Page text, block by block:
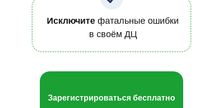
Зарегистрироваться бесплатно
Исключите фатальные ошибки
в своём ДЦ